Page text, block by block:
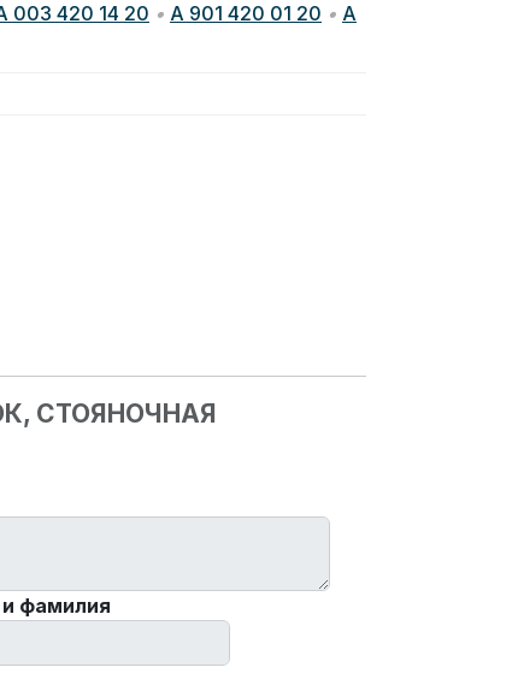
003 420 14 20 • A 901 420 01 20 • A
СТОЯНОЧНАЯ
фамилия